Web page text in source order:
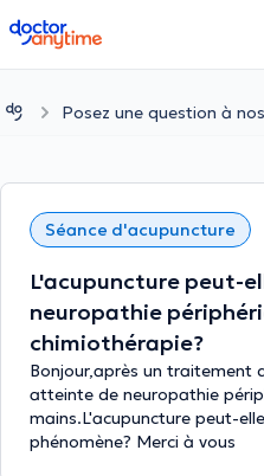
doctoranytime
Posez une question à
Séance d'acupuncture
L'acupuncture peut-
neuropathie
chimiothérapie?
Bonjour,après un traitement
atteinte de neuropathie
mains.L'acupuncture peut-
phénomène? Merci à vous